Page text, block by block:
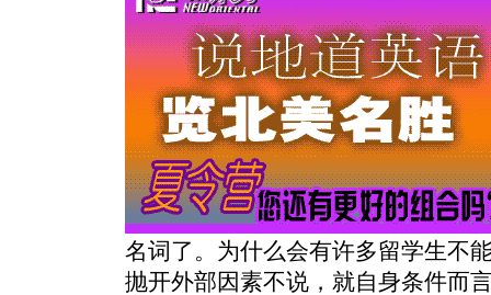
名词了。为什么会有许多留学生不
抛开外部因素不说，就自身条件而